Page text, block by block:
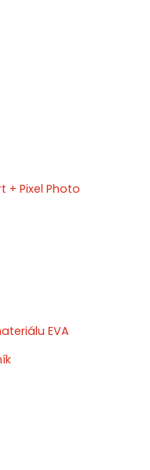
+ Pixel Photo
EVA